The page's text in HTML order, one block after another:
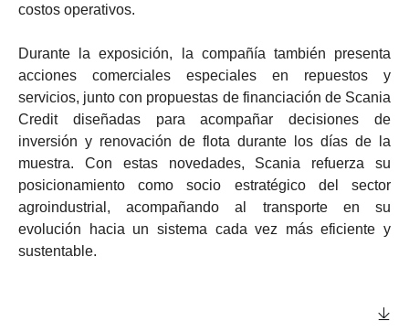
costos operativos.
Durante la exposición, la compañía también presenta
acciones comerciales especiales en repuestos y
servicios, junto con propuestas de financiación de Scania
Credit diseñadas para acompañar decisiones de
inversión y renovación de flota durante los días de la
muestra. Con estas novedades, Scania refuerza su
posicionamiento como socio estratégico del sector
agroindustrial, acompañando al transporte en su
evolución hacia un sistema cada vez más eficiente y
sustentable.